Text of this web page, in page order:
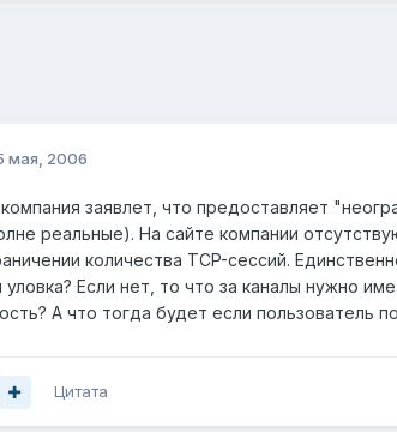
мая, 2006
заявлет, что предоставляет
реальные). На сайте компании
количества TCP-сессий.
уловка? Если нет, то что за каналы нужно
А что тогда будет если пользователь
Цитата